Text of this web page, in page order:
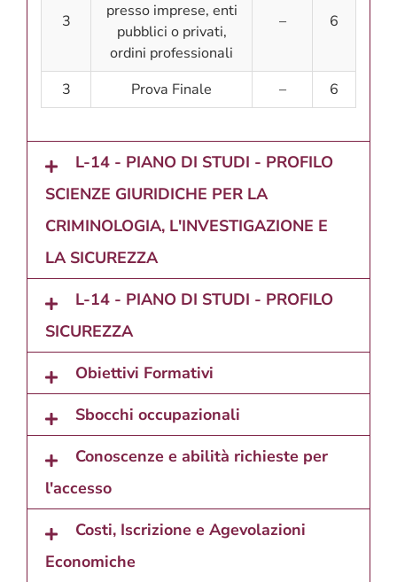
3
presso imprese, enti
pubblici o privati,
ordini professionali
– 6
3 Prova Finale – 6
L-14 - PIANO DI STUDI - PROFILO
SCIENZE GIURIDICHE PER LA
CRIMINOLOGIA, L'INVESTIGAZIONE E
LA SICUREZZA
L-14 - PIANO DI STUDI - PROFILO
SICUREZZA
Obiettivi Formativi
Sbocchi occupazionali
Conoscenze e abilità richieste per
l'accesso
Costi, Iscrizione e Agevolazioni
Economiche